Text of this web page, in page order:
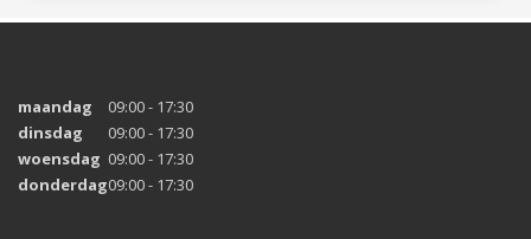
maandag
09:00 - 17:30
dinsdag
09:00 - 17:30
woensdag 09:00 - 17:30
donderdag09:00 - 17:30